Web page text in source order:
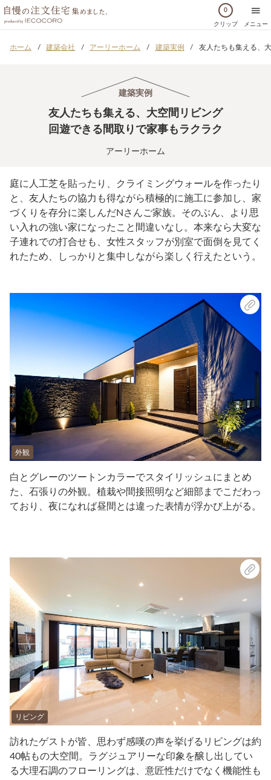
0
クリップ メニュー
ホーム 建築会社 アーリーホーム 建築実例 友人たちも集える、
建築実例
友人たちも集える、大空間リビング
回遊できる間取りで家事もラクラク
アーリーホーム
庭に人工芝を貼ったり、クライミングウォールを作ったり
と、友人たちの協力も得ながら積極的に施工に参加し、家
づくりを存分に楽しんだNさんご家族。そのぶん、より思
い入れの強い家になったこと間違いなし。本来なら大変な
子連れでの打合せも、女性スタッフが別室で面倒を見てく
れたため、しっかりと集中しながら楽しく行えたという。
外観
白とグレーのツートンカラーでスタイリッシュにまとめ
た、石張りの外観。植栽や間接照明など細部までこだわっ
ており、夜になれば昼間とは違った表情が浮かび上がる。
リビング
訪れたゲストが皆、思わず感嘆の声を挙げるリビングは約
40帖もの大空間。ラグジュアリーな印象を醸し出してい
る大理石調のフローリングは、意匠性だけでなく機能性も